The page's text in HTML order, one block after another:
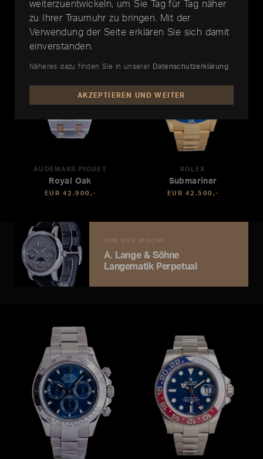
AUDEMARS PIGUET
Royal Oak
EUR 42.900,-
ROLEX
Submariner
EUR 42.500,-
UHR DER WOCHE
A. Lange & Söhne
Langematik Perpetual
weiterzuentwickeln, um Sie Tag für Tag näher
zu Ihrer Traumuhr zu bringen. Mit der
Verwendung der Seite erklären Sie sich damit
einverstanden.
Näheres dazu finden Sie in unserer Datenschutzerklärung
AKZEPTIEREN UND WEITER